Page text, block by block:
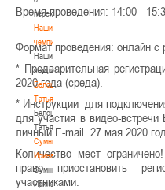
переходах
Наши
чемпионы
Наши
чемпионы
Белошапко
Татьяна
Белошапко
Татьяна
Сумникова
Ирина
Сумникова
Ирина
Время проведения: 14:00 -
Формат проведения: онлайн с
* Предварительная
2020 года (среда).
* Инструкции для
для участия в видео-
личный Е-mail 27 мая 2020
Количество мест
право приостановить
участниками.